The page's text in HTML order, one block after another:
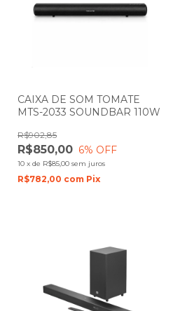
CAIXA DE SOM TOMATE
MTS-2033 SOUNDBAR 110W
R$850,00
R$902,85
6% OFF
10 xde R$85,00 sem juros
R$782,00 com Pix